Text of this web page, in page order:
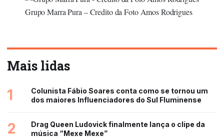
Grupo Marra Pura – Credito da Foto Amos Rodrigues
Mais lidas
1
Colunista Fábio Soares conta como se tornou um
dos maiores Influenciadores do Sul Fluminense
2
Drag Queen Ludovick finalmente lança o clipe da
música “Mexe Mexe”